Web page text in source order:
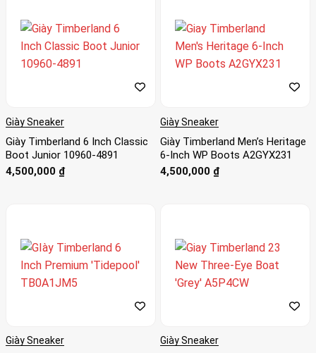
Giày Sneaker
Giày Timberland 6 Inch Classic
Boot Junior 10960-4891
4,500,000 ₫
Giày Sneaker
Giày Timberland Men’s Heritage
6-Inch WP Boots A2GYX231
4,500,000 ₫
Giày Sneaker Giày Sneaker